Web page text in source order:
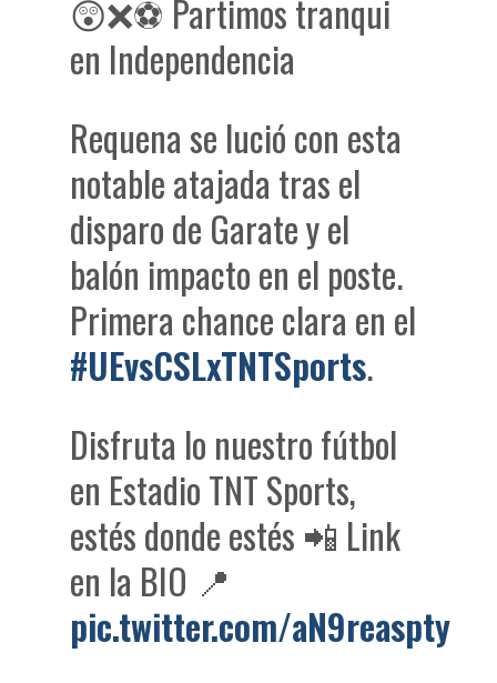
😲❌⚽ Partimos tranqui
en Independencia
Requena se lució con esta
notable atajada tras el
disparo de Garate y el
balón impacto en el poste.
Primera chance clara en el
#UEvsCSLxTNTSports.
Disfruta lo nuestro fútbol
en Estadio TNT Sports,
estés donde estés 📲 Link
en la BIO 📍
pic.twitter.com/aN9reaspty